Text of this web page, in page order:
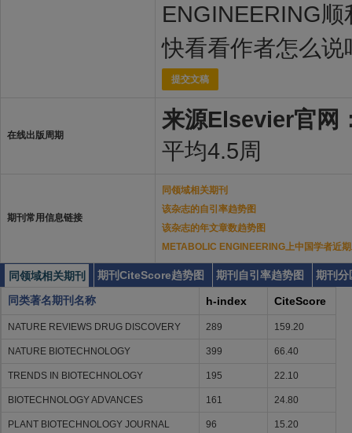
ENGINEERING顺
快看看作者怎么说
提交文稿
在线出版周期
来源Elsevier官网
平均4.5周
期刊常用信息链接
同领域相关期刊
该杂志的自引率趋势图
该杂志的年文章数趋势图
METABOLIC ENGINEERING上中国学者近
同领域相关期刊 期刊CiteScore趋势图 期刊自引率趋势图
期刊分
同类著名期刊名称
h-index CiteScore
NATURE REVIEWS DRUG DISCOVERY 289 159.20
NATURE BIOTECHNOLOGY 399 66.40
TRENDS IN BIOTECHNOLOGY 195 22.10
BIOTECHNOLOGY ADVANCES 161 24.80
PLANT BIOTECHNOLOGY JOURNAL 96 15.20